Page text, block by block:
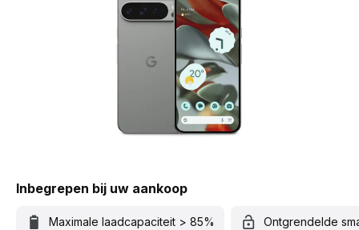
Inbegrepen bij uw aankoop
Maximale laadcapaciteit > 85% Ontgrendelde